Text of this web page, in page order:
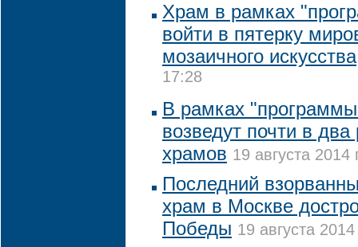
Храм в рамках
войти в пятерку
мозаичного искусства
17:28
В рамках
возведут почти в
храмов 19 августа 2014
Последний
храм в Москве
Победы 19 августа